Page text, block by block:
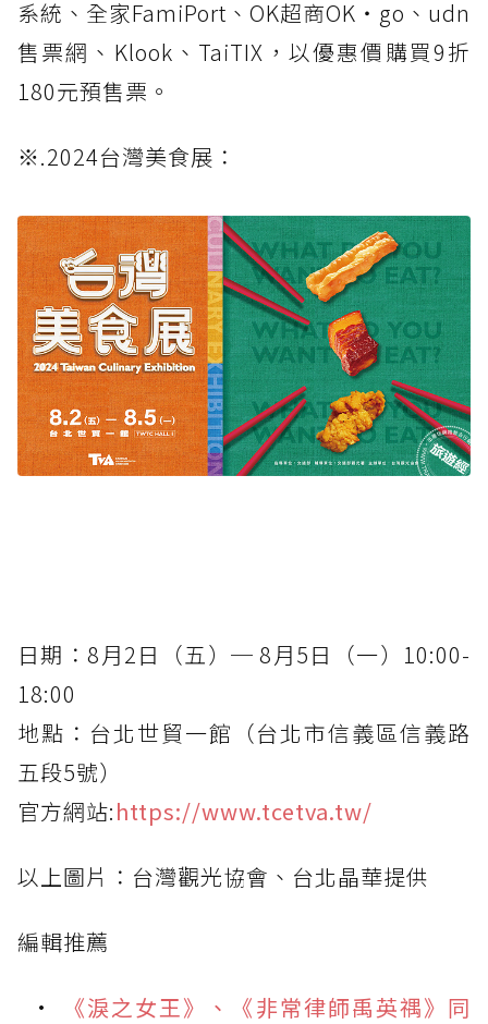
系統、全家FamiPort、OK超商OK‧go、udn
售票網、Klook、TaiTIX，以優惠價購買9折
180元預售票。
※.2024台灣美食展：
日期：8月2日（五）─ 8月5日（一）10:00-
18:00
地點：台北世貿一館（台北市信義區信義路
五段5號）
官方網站:https://www.tcetva.tw/
以上圖片：台灣觀光協會、台北晶華提供
編輯推薦
《淚之女王》、《非常律師禹英禑》同